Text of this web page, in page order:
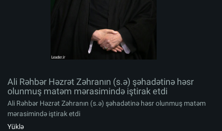
Ali Rəhbər Həzrət Zəhranın (s.ə) şəhadətinə həsr
olunmuş matəm mərasimində iştirak etdi
Ali Rəhbər Həzrət Zəhranın (s.ə) şəhadətinə həsr olunmuş matəm
mərasimində iştirak etdi
Yüklə